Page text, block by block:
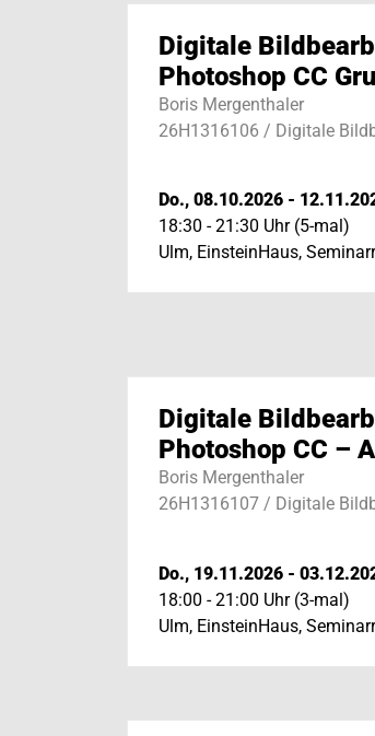
Digitale
Photoshop CC
Boris Mergenthaler
26H1316106 / Digitale
Do., 08.10.2026 -
18:30 - 21:30 Uhr (5-mal)
Ulm, EinsteinHaus,
Digitale
Photoshop CC –
Boris Mergenthaler
26H1316107 / Digitale
Do., 19.11.2026 -
18:00 - 21:00 Uhr (3-mal)
Ulm, EinsteinHaus,